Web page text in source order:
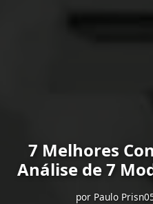
7 Melhores
Análise de 7
por Paulo Prisn